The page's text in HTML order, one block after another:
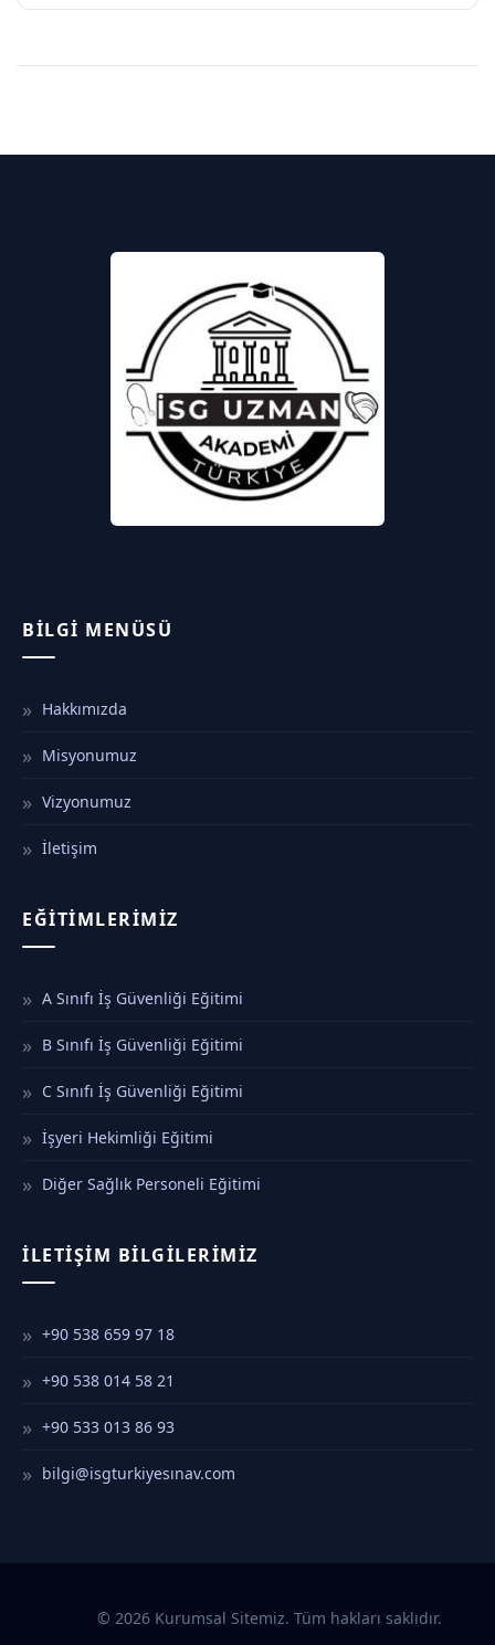
BILGI MENÜSÜ
Hakkımızda
Misyonumuz
Vizyonumuz
İletişim
EĞITIMLERIMIZ
A Sınıfı İş Güvenliği Eğitimi
B Sınıfı İş Güvenliği Eğitimi
C Sınıfı İş Güvenliği Eğitimi
İşyeri Hekimliği Eğitimi
Diğer Sağlık Personeli Eğitimi
İLETIŞIM BILGILERIMIZ
+90 538 659 97 18
+90 538 014 58 21
+90 533 013 86 93
bilgi@isgturkiyesınav.com
© 2026 Kurumsal Sitemiz. Tüm hakları saklıdır.